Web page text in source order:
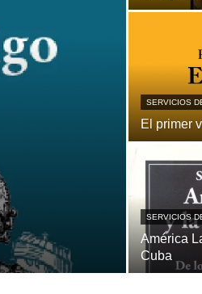
SERVICIOS
El primer
SERVICIOS
América
Cuba